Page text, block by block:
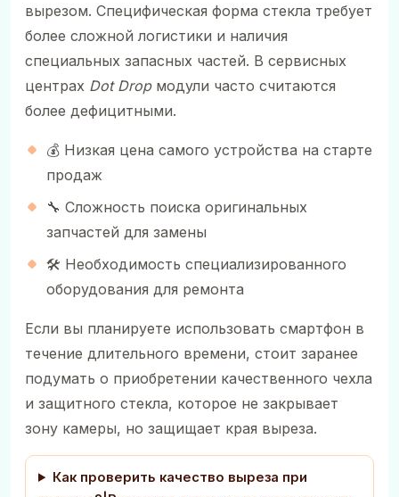
вырезом. Специфическая форма стекла требует
более сложной логистики и наличия
специальных запасных частей. В сервисных
центрах Dot Dropмодули часто считаются
более дефицитными.
💰 Низкая цена самого устройства на старте
продаж
🔧 Сложность поиска оригинальных
запчастей для замены
🛠️ Необходимость специализированного
оборудования для ремонта
Если вы планируете использовать смартфон в
течение длительного времени, стоит заранее
подумать о приобретении качественного чехла
и защитного стекла, которое не закрывает
зону камеры, но защищает края выреза.
Как проверить качество выреза при